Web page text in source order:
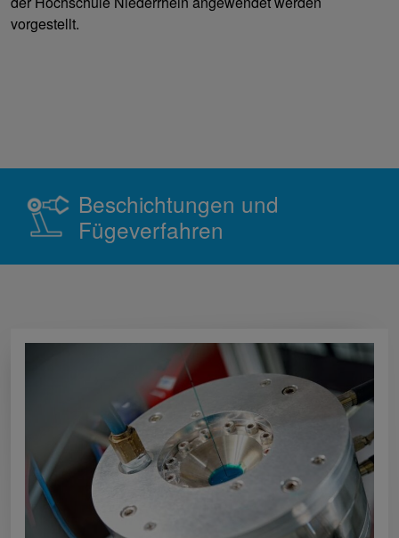
vorgestellt.
Beschichtungen und
Fügeverfahren